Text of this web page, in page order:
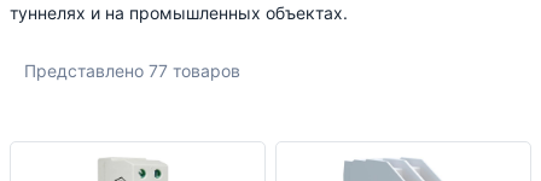
туннелях и на промышленных объектах.
Представлено 77 товаров